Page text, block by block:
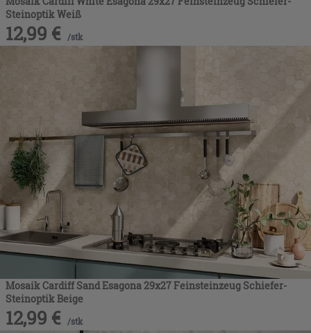
Steinoptik Weiß
12,99 € /stk
Mosaik Cardiff Sand Esagona 29x27 Feinsteinzeug Schiefer-
Steinoptik Beige
12,99 € /stk